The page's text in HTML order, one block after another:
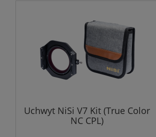
Uchwyt NiSi V7 Kit (True Color
NC CPL)